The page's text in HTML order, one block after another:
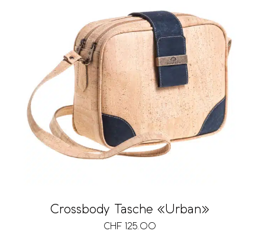
Crossbody Tasche «Urban»
CHF 125.00